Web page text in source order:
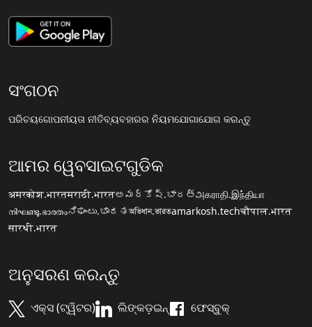
ସଂଗଠନ
ପରିଚୟଗୋପନୀୟତା ନୀତିବ୍ୟବହାରର ନିୟମଯୋଗାଯୋଗ କରନ୍ତୁ
ଆମର ୱେବସାଇଟଗୁଡିକ
अमरकोश.भारतमराठी.भारतఅమర్కోష్.భారత్அகராதி.இந்தியா
നിഘണ്ടു.ഭാരതംನಿಘಂಟು.ಭಾರತঅভিধান.ভারতamarkosh.techचौपाल.भारत
सारथी.भारत
ଅନୁସରଣ କରନ୍ତୁ
ଏକ୍ସ (ଟ୍ୱିଟର) ଲିଙ୍କଡ଼ଇନ୍ ଫେସ୍ବୁକ୍